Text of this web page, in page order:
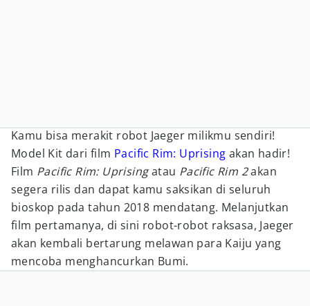
Kamu bisa merakit robot Jaeger milikmu sendiri!
Model Kit dari film Pacific Rim: Uprising akan hadir!
Film Pacific Rim: Uprisingatau Pacific Rim 2akan
segera rilis dan dapat kamu saksikan di seluruh
bioskop pada tahun 2018 mendatang. Melanjutkan
film pertamanya, di sini robot-robot raksasa, Jaeger
akan kembali bertarung melawan para Kaiju yang
mencoba menghancurkan Bumi.